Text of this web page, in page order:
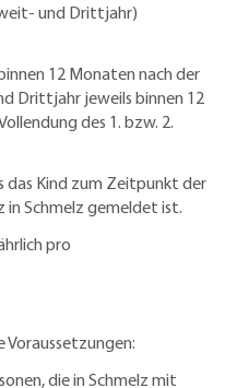
und Drittjahr)
12 Monaten nach der
Drittjahr jeweils binnen 12
des 1. bzw. 2.
das Kind zum Zeitpunkt der
Schmelz gemeldet ist.
pro
die in Schmelz mit